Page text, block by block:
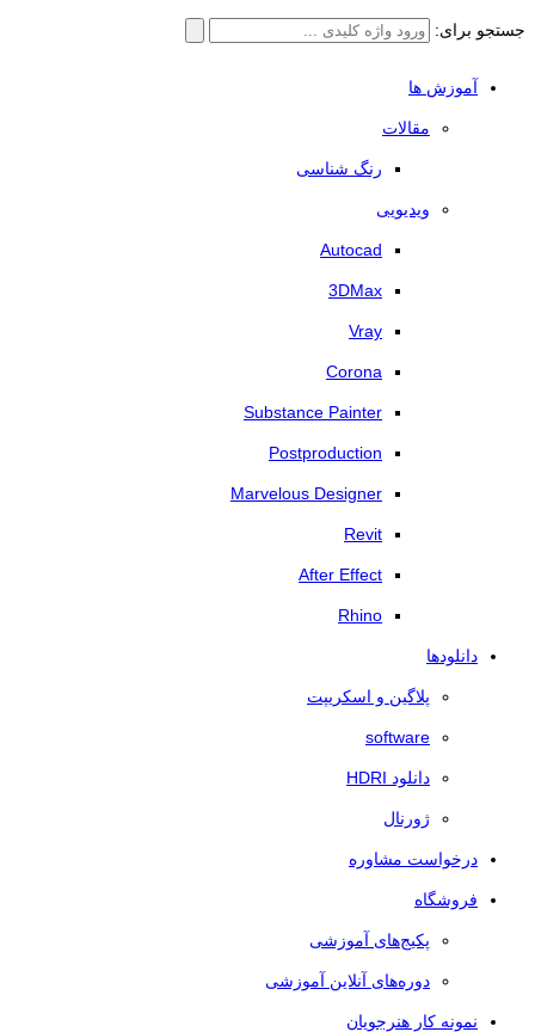
جستجو برای:
آموزش ها
مقالات
رنگ شناسی
ویدیویی
Autocad
3DMax
Vray
Corona
Substance Painter
Postproduction
Marvelous Designer
Revit
After Effect
Rhino
دانلودها
پلاگین و اسکریپت
software
دانلود HDRI
ژورنال
درخواست مشاوره
فروشگاه
پکیج‌های آموزشی
دوره‌های آنلاین آموزشی
نمونه کار هنرجویان